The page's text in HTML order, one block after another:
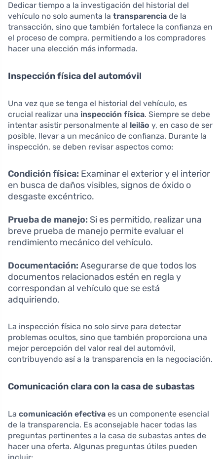
Dedicar tiempo a la investigación del historial del
vehículo no solo aumenta la transparencia de la
transacción, sino que también fortalece la confianza en
el proceso de compra, permitiendo a los compradores
hacer una elección más informada.
Inspección física del automóvil
Una vez que se tenga el historial del vehículo, es
crucial realizar una inspección física. Siempre se debe
intentar asistir personalmente al leilão y, en caso de ser
posible, llevar a un mecánico de confianza. Durante la
inspección, se deben revisar aspectos como:
Condición física: Examinar el exterior y el interior
en busca de daños visibles, signos de óxido o
desgaste excéntrico.
Prueba de manejo: Si es permitido, realizar una
breve prueba de manejo permite evaluar el
rendimiento mecánico del vehículo.
Documentación: Asegurarse de que todos los
documentos relacionados estén en regla y
correspondan al vehículo que se está
adquiriendo.
La inspección física no solo sirve para detectar
problemas ocultos, sino que también proporciona una
mejor percepción del valor real del automóvil,
contribuyendo así a la transparencia en la negociación.
Comunicación clara con la casa de subastas
La comunicación efectiva es un componente esencial
de la transparencia. Es aconsejable hacer todas las
preguntas pertinentes a la casa de subastas antes de
hacer una oferta. Algunas preguntas útiles pueden